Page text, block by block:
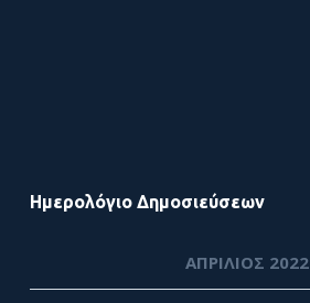
Ημερολόγιο Δημοσιεύσεων
ΑΠΡΊΛΙΟΣ 2022